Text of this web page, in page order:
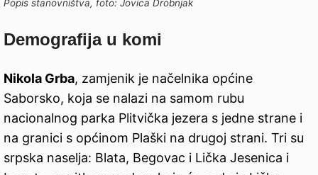
Popis stanovništva, foto: Jovica Drobnjak
Demografija u komi
Nikola Grba, zamjenik je načelnika općine
Saborsko, koja se nalazi na samom rubu
nacionalnog parka Plitvička jezera s jedne strane i
na granici s općinom Plaški na drugoj strani. Tri su
srpska naselja: Blata, Begovac i Lička Jesenica i